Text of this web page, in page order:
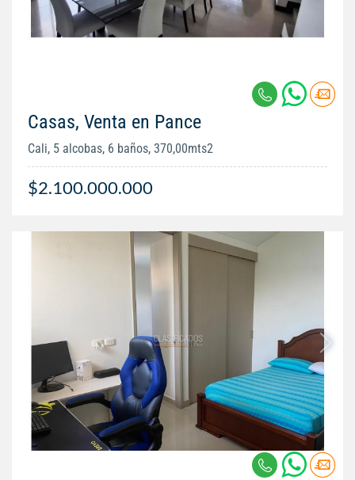
Casas, Venta en Pance
Cali, 5 alcobas, 6 baños, 370,00mts2
$2.100.000.000